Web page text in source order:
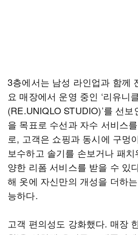
3층에서는 남성 라인업과 함께
요 매장에서 운영 중인 ‘리유니
(RE.UNIQLO STUDIO)’를 선
을 목표로 수선과 자수 서비스
로, 고객은 쇼핑과 동시에 구멍
보수하고 솔기를 손보거나 패
양한 리폼 서비스를 받을 수 있
해 옷에 자신만의 개성을 더하
능하다.
고객 편의성도 강화했다. 매장